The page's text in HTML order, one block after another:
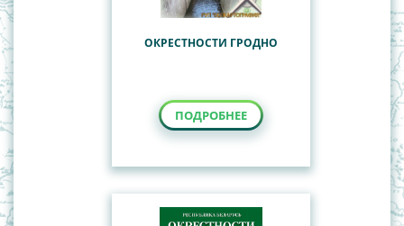
ОКРЕСТНОСТИ ГРОДНО
ПОДРОБНЕЕ